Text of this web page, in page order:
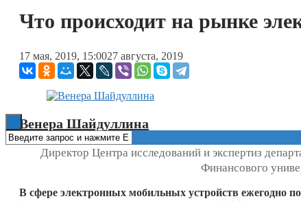
ESG
Что происходит на рынке
17 мая, 2019, 15:0027 августа, 2019
Венера Шайдуллина
Директор Центра исследований и экспертиз
Финансового
В сфере электронных мобильных устройств ежегодно